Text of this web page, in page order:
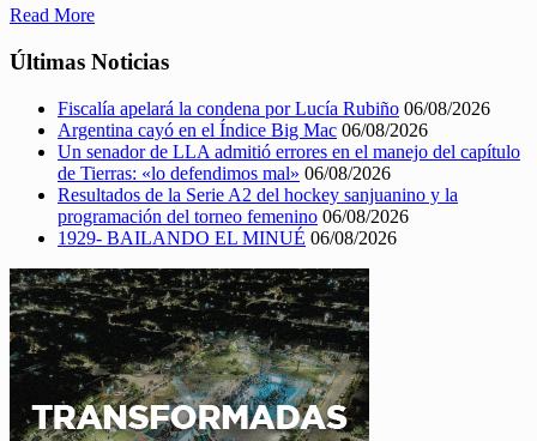
Read More
Últimas Noticias
Fiscalía apelará la condena por Lucía Rubiño 06/08/2026
Argentina cayó en el Índice Big Mac 06/08/2026
Un senador de LLA admitió errores en el manejo del capítulo
de Tierras: «lo defendimos mal» 06/08/2026
Resultados de la Serie A2 del hockey sanjuanino y la
programación del torneo femenino 06/08/2026
1929- BAILANDO EL MINUÉ 06/08/2026